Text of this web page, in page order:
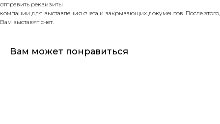
отправить реквизиты
компании для выставления счета и закрывающих документов. После этого,
Вам выставят счет.
Вам может понравиться